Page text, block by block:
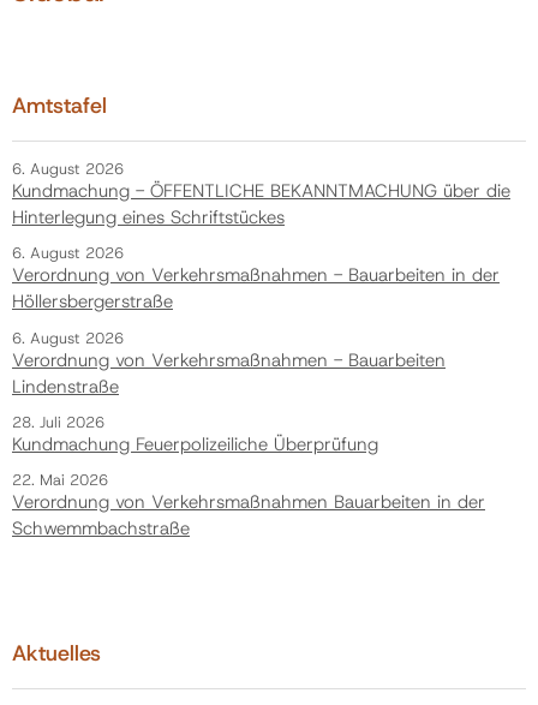
Amtstafel
6. August 2026
Kundmachung - ÖFFENTLICHE BEKANNTMACHUNG über die
Hinterlegung eines Schriftstückes
6. August 2026
Verordnung von Verkehrsmaßnahmen - Bauarbeiten in der
Höllersbergerstraße
6. August 2026
Verordnung von Verkehrsmaßnahmen - Bauarbeiten
Lindenstraße
28. Juli 2026
Kundmachung Feuerpolizeiliche Überprüfung
22. Mai 2026
Verordnung von Verkehrsmaßnahmen Bauarbeiten in der
Schwemmbachstraße
Aktuelles